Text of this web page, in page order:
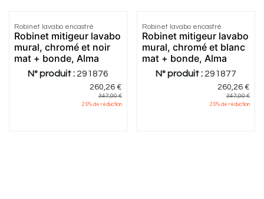
Robinet lavabo encastré
Robinet mitigeur lavabo
mural, chromé et noir
mat + bonde, Alma
N° produit : 291876
260,26€
347,00€
25% de réduction
Robinet lavabo encastré
Robinet mitigeur lavabo
mural, chromé et blanc
mat + bonde, Alma
N° produit : 291877
260,26€
347,00€
25% de réduction